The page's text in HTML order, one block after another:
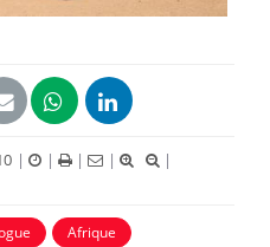
| | | |
|
Afrique